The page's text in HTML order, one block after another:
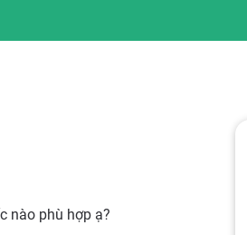
nào phù hợp ạ?